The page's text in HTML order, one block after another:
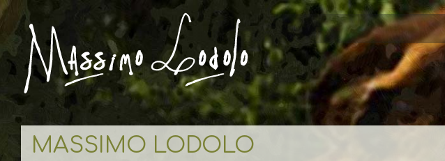
MASSIMO LODOLO